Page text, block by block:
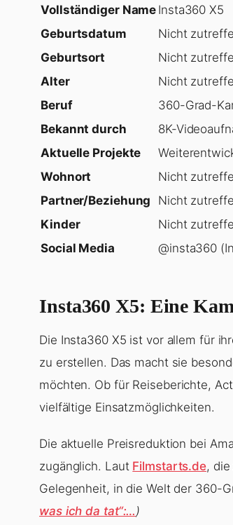
Vollständiger Name Insta360 X5
Geburtsdatum
Nicht
Geburtsort
Nicht
Alter
Nicht
Beruf
360-Grad-
Bekannt durch
8K-
Aktuelle Projekte
Wohnort
Nicht
Partner/Beziehung
Nicht
Kinder
Nicht
Social Media
@insta360
Insta360 X5: Eine
Die Insta360 X5 ist vor allem für
zu erstellen. Das macht sie
möchten. Ob für Reiseberichte,
vielfältige Einsatzmöglichkeiten.
Die aktuelle Preisreduktion bei
zugänglich. Laut Filmstarts.de,
Gelegenheit, in die Welt der 360-
was ich da tat“:… )